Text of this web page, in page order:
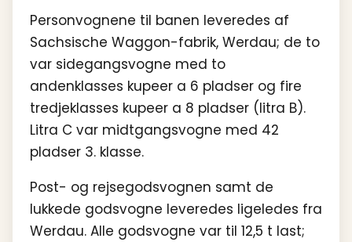
Personvognene til banen leveredes af
Sachsische Waggon-fabrik, Werdau; de to
var sidegangsvogne med to
andenklasses kupeer a 6 pladser og fire
tredjeklasses kupeer a 8 pladser (litra B).
Litra C var midtgangsvogne med 42
pladser 3. klasse.
Post- og rejsegodsvognen samt de
lukkede godsvogne leveredes ligeledes fra
Werdau. Alle godsvogne var til 12,5 t last;